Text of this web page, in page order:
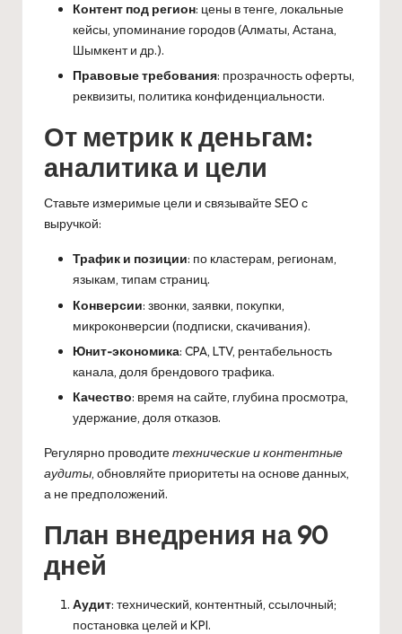
Контент под регион: цены в тенге, локальные
кейсы, упоминание городов (Алматы, Астана,
Шымкент и др.).
Правовые требования: прозрачность оферты,
реквизиты, политика конфиденциальности.
От метрик к деньгам:
аналитика и цели
Ставьте измеримые цели и связывайте SEO с
выручкой:
Трафик и позиции: по кластерам, регионам,
языкам, типам страниц.
Конверсии: звонки, заявки, покупки,
микроконверсии (подписки, скачивания).
Юнит-экономика: CPA, LTV, рентабельность
канала, доля брендового трафика.
Качество: время на сайте, глубина просмотра,
удержание, доля отказов.
Регулярно проводитетехнические и контентные
аудиты, обновляйте приоритеты на основе данных,
а не предположений.
План внедрения на 90
дней
Аудит: технический, контентный, ссылочный;
постановка целей и KPI.